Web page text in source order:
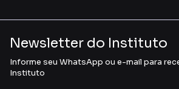
Newsletter do Instituto
Informe seu WhatsApp ou e-mail para
Instituto